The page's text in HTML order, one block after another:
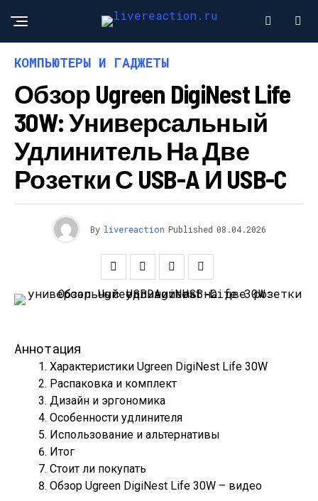
КОМПЬЮТЕРЫ И ГАДЖЕТЫ
Обзор Ugreen DigiNest Life
30W: Универсальный
Удлинитель На Две
Розетки С USB-A И USB-C
By livereaction Published 08.04.2026
Аннотация
Характеристики Ugreen DigiNest Life 30W
Распаковка и комплект
Дизайн и эргономика
Особенности удлинителя
Использование и альтернативы
Итог
Стоит ли покупать
Обзор Ugreen DigiNest Life 30W – видео